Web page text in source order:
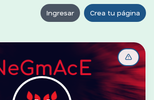
Ingresar Crea tu página